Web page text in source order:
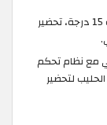
تتيح لك ميزة الضغط الاحترافي ذات 15 درجة، تحضير
مع نظام تحكم
لتحضير